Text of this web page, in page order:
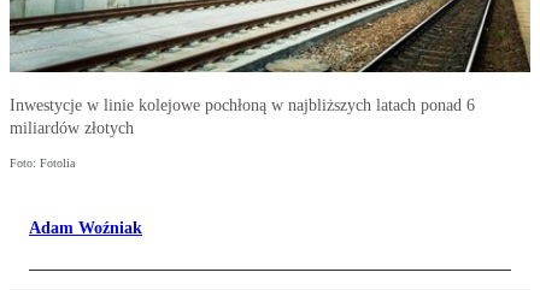
Inwestycje w linie kolejowe pochłoną w najbliższych latach ponad 6
miliardów złotych
Foto: Fotolia
Adam Woźniak